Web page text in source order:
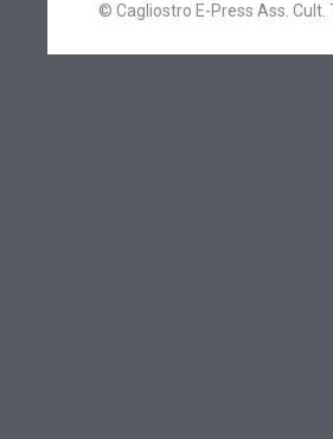
© Cagliostro E-Press Ass. Cult.